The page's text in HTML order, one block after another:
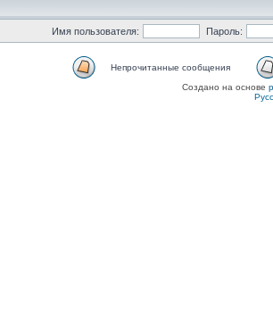
Имя пользователя: Пароль:
Непрочитанные сообщения
Создано на основе